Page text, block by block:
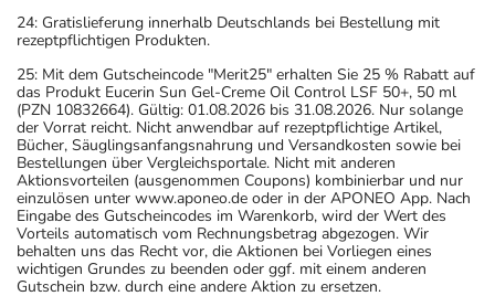
24: Gratislieferung innerhalb Deutschlands bei Bestellung mit
rezeptpflichtigen Produkten.
25: Mit dem Gutscheincode "Merit25" erhalten Sie 25 % Rabatt auf
das Produkt Eucerin Sun Gel-Creme Oil Control LSF 50+, 50 ml
(PZN 10832664). Gültig: 01.08.2026 bis 31.08.2026. Nur solange
der Vorrat reicht. Nicht anwendbar auf rezeptpflichtige Artikel,
Bücher, Säuglingsanfangsnahrung und Versandkosten sowie bei
Bestellungen über Vergleichsportale. Nicht mit anderen
Aktionsvorteilen (ausgenommen Coupons) kombinierbar und nur
einzulösen unter www.aponeo.de oder in der APONEO App. Nach
Eingabe des Gutscheincodes im Warenkorb, wird der Wert des
Vorteils automatisch vom Rechnungsbetrag abgezogen. Wir
behalten uns das Recht vor, die Aktionen bei Vorliegen eines
wichtigen Grundes zu beenden oder ggf. mit einem anderen
Gutschein bzw. durch eine andere Aktion zu ersetzen.